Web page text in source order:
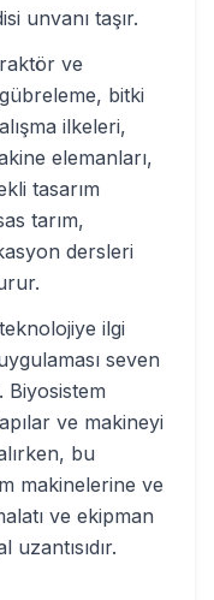
unvanı taşır.
ve
bitki
ilkeleri,
elemanları,
tasarım
tarım,
dersleri
ilgi
seven
Biyosistem
ve makineyi
bu
makinelerine ve
ve ekipman